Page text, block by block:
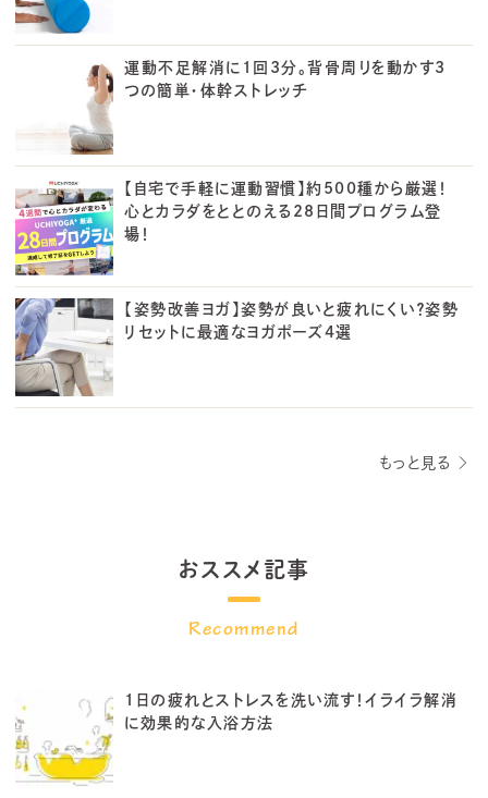
運動不足解消に1回3分。背骨周りを動かす3
つの簡単・体幹ストレッチ
【自宅で手軽に運動習慣】約500種から厳選！
心とカラダをととのえる28日間プログラム登
場！
【姿勢改善ヨガ】姿勢が良いと疲れにくい？姿勢
リセットに最適なヨガポーズ4選
もっと見る
おススメ記事
1日の疲れとストレスを洗い流す！イライラ解消
に効果的な入浴方法